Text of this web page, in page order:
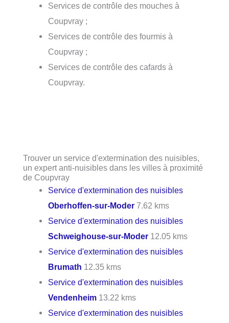
Services de contrôle des mouches à
Coupvray ;
Services de contrôle des fourmis à
Coupvray ;
Services de contrôle des cafards à
Coupvray.
Trouver un service d'extermination des nuisibles,
un expert anti-nuisibles dans les villes à proximité
de Coupvray
Service d'extermination des nuisibles
Oberhoffen-sur-Moder 7.62 kms
Service d'extermination des nuisibles
Schweighouse-sur-Moder 12.05 kms
Service d'extermination des nuisibles
Brumath 12.35 kms
Service d'extermination des nuisibles
Vendenheim 13.22 kms
Service d'extermination des nuisibles